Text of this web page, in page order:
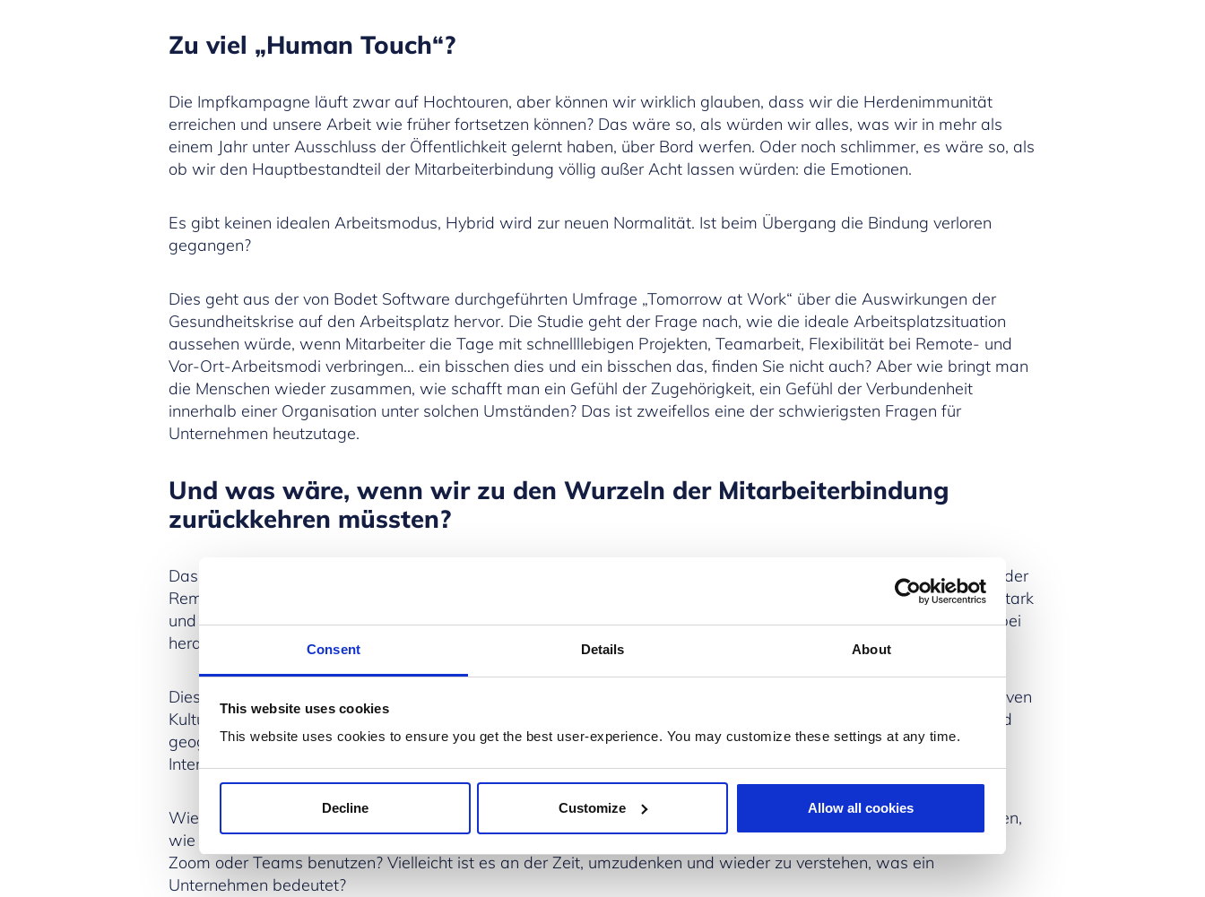
Consent Details About
This website uses cookies
This website uses cookies to ensure you get the best user-experience. You may customize these settings at any time.
Decline Customize Allow all cookies
Zu viel „Human Touch“?
Die Impfkampagne läuft zwar auf Hochtouren, aber können wir wirklich glauben, dass wir die Herdenimmunität
erreichen und unsere Arbeit wie früher fortsetzen können? Das wäre so, als würden wir alles, was wir in mehr als
einem Jahr unter Ausschluss der Öffentlichkeit gelernt haben, über Bord werfen. Oder noch schlimmer, es wäre so, als
ob wir den Hauptbestandteil der Mitarbeiterbindung völlig außer Acht lassen würden: die Emotionen.
Es gibt keinen idealen Arbeitsmodus, Hybrid wird zur neuen Normalität. Ist beim Übergang die Bindung verloren
gegangen?
Dies geht aus der von Bodet Software durchgeführten Umfrage „Tomorrow at Work“ über die Auswirkungen der
Gesundheitskrise auf den Arbeitsplatz hervor. Die Studie geht der Frage nach, wie die ideale Arbeitsplatzsituation
aussehen würde, wenn Mitarbeiter die Tage mit schnellllebigen Projekten, Teamarbeit, Flexibilität bei Remote- und
Vor-Ort-Arbeitsmodi verbringen… ein bisschen dies und ein bisschen das, finden Sie nicht auch? Aber wie bringt man
die Menschen wieder zusammen, wie schafft man ein Gefühl der Zugehörigkeit, ein Gefühl der Verbundenheit
innerhalb einer Organisation unter solchen Umständen? Das ist zweifellos eine der schwierigsten Fragen für
Unternehmen heutzutage.
Und was wäre, wenn wir zu den Wurzeln der Mitarbeiterbindung
zurückkehren müssten?
Das Gefühl der Isolation und die unscharfen Grenzen zwischen Arbeit und Privatleben gehören zu den Nachteilen der
Remote-Arbeit. Während diese Bereiche früher klar voneinander abgegrenzt waren, überschneiden sie sich jetzt stark
und lassen die Arbeitsweisen und Gewissheiten der Vergangenheit ziemlich verschwommen erscheinen. Was dabei
herauskommt, ist das Bedürfnis nach ein wenig „Human Touch“.
Diese Beobachtung wurde in mehreren Studien gemacht, und wir wissen jetzt, dass dieses Phänomen der kollektiven
Kultur, das mit einer Stammeskultur vergleichbar ist, in der die Menschen dieselben Werte, Herausforderungen und
geografischen Gegebenheiten teilen, noch nicht online übertragbar ist. Es ist daher nicht verwunderlich, dass im
Internet die Fülle von Managementliteratur zur Förderung der Mitarbeiterzentrierung stark ansteigt.
Wie kommt man also zu den grundlegenden und fundamentalen Bedürfnissen zurück, die wir als Menschen suchen,
wie Realitätssinn, emotionale Interaktion und Austausch? Indem wir wieder wie prähistorische Stämme leben und
Zoom oder Teams benutzen? Vielleicht ist es an der Zeit, umzudenken und wieder zu verstehen, was ein
Unternehmen bedeutet?